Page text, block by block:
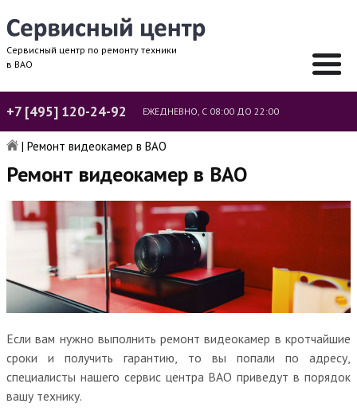
Сервисный центр по ремонту техники
в ВАО
+7 [495] 120-24-92 ЕЖЕДНЕВНО, С 08:00 ДО 22:00
| Ремонт видеокамер в ВАО
Ремонт видеокамер в ВАО
Если вам нужно выполнить ремонт видеокамер в кротчайшие
сроки и получить гарантию, то вы попали по адресу,
специалисты нашего сервис центра ВАО приведут в порядок
вашу технику.